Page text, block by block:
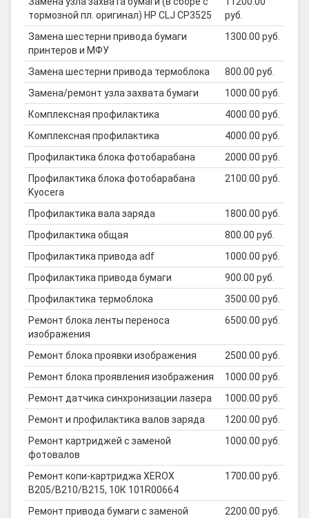
тормозной пл. оригинал) HP CLJ CP3525
руб.
Замена шестерни привода бумаги
принтеров и МФУ
1300.00 руб.
Замена шестерни привода термоблока
800.00 руб.
Замена/ремонт узла захвата бумаги
1000.00 руб.
Комплексная профилактика
4000.00 руб.
Комплексная профилактика
4000.00 руб.
Профилактика блока фотобарабана
2000.00 руб.
Профилактика блока фотобарабана
Kyocera
2100.00 руб.
Профилактика вала заряда
1800.00 руб.
Профилактика общая
800.00 руб.
Профилактика привода adf
1000.00 руб.
Профилактика привода бумаги
900.00 руб.
Профилактика термоблока
3500.00 руб.
Ремонт блока ленты переноса
изображения
6500.00 руб.
Ремонт блока проявки изображения
2500.00 руб.
Ремонт блока проявления изображения
1000.00 руб.
Ремонт датчика синхронизации лазера
1000.00 руб.
Ремонт и профилактика валов заряда
1200.00 руб.
Ремонт картриджей с заменой
фотовалов
1000.00 руб.
Ремонт копи-картриджа XEROX
B205/B210/B215, 10К 101R00664
1700.00 руб.
Ремонт привода бумаги с заменой
2200.00 руб.